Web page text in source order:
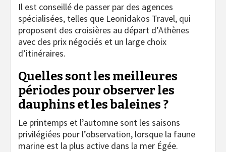
Il est conseillé de passer par des agences
spécialisées, telles que Leonidakos Travel, qui
proposent des croisières au départ d’Athènes
avec des prix négociés et un large choix
d’itinéraires.
Quelles sont les meilleures
périodes pour observer les
dauphins et les baleines ?
Le printemps et l’automne sont les saisons
privilégiées pour l’observation, lorsque la faune
marine est la plus active dans la mer Égée.